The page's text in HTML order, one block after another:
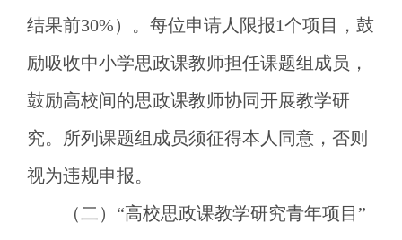
结果前30%）。每位申请人限报1个项目，鼓
励吸收中小学思政课教师担任课题组成员，
鼓励高校间的思政课教师协同开展教学研
究。所列课题组成员须征得本人同意，否则
视为违规申报。
（二） “高校思政课教学研究青年项目”